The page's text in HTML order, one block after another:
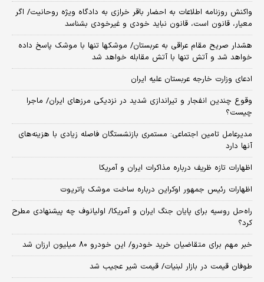
واکنش روزنامه اطلاعات به احضار باقر خرازی به دادگاه ویژه روحانیت/ اگر
معیار، قانون است، قانون نباید خودی و غیرخودی بشناسد
هشدار صریح مقام عراقی به عربستان/ موشکها تنها با موشک پاسخ داده
خواهد شد و آتش تنها با آتش مقابله خواهد شد
ادعای وزارت خارجه عربستان علیه ایران
وقوع چندین انفجار و تیراندازی شدید در نزدیکی مرز‌های ایران/ ماجرا
چیست؟
مدیرعامل تامین اجتماعی: مستمری بازنشستگان فاصله زیادی با هزینه‌های
آنها دارد
اظهارات تازه ظریف درباره مذاکرات ایران و آمریکا
اظهارات رئیس جمهور اوکراین درباره ساخت موشک پاتریوت
راه‌حل روسیه برای پایان جنگ ایران و آمریکا/ اولیانوف چه پیشنهادی مطرح
کرد؟
خبر مهم برای متقاضیان خرید خودرو/ این خودرو ۸۰ میلیون ارزان شد
طوفان قیمت در بازار لبنیات/ قیمت شیر عجیب شد